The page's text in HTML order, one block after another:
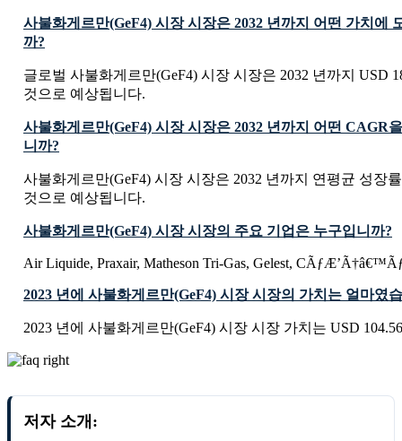
사불화게르만(GeF4) 시장 시장은 2032 년까지 어떤 가치에
까?
글로벌 사불화게르만(GeF4) 시장 시장은 2032 년까지 USD
것으로 예상됩니다.
사불화게르만(GeF4) 시장 시장은 2032 년까지 어떤 CAGR
니까?
사불화게르만(GeF4) 시장 시장은 2032 년까지 연평균 성장
것으로 예상됩니다.
사불화게르만(GeF4) 시장 시장의 주요 기업은 누구입니까?
Air Liquide, Praxair, Matheson Tri-Gas, Gelest,
2023 년에 사불화게르만(GeF4) 시장 시장의 가치는 얼마였
2023 년에 사불화게르만(GeF4) 시장 시장 가치는 USD
저자 소개: